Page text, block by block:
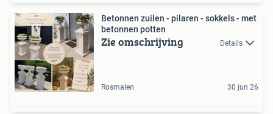
Betonnen zuilen - pilaren - sokkels - met
betonnen potten
Zie omschrijving Details
Rosmalen 30 jun 26